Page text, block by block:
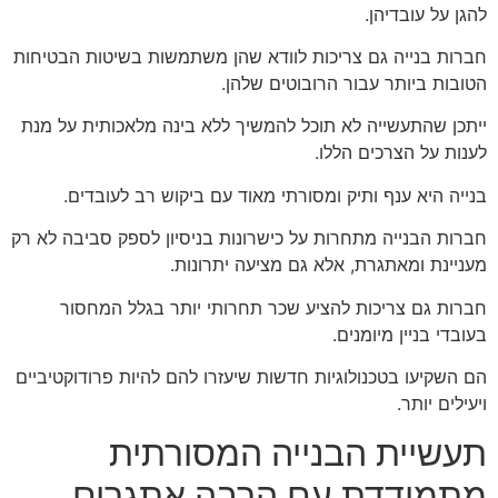
להגן על עובדיהן.
חברות בנייה גם צריכות לוודא שהן משתמשות בשיטות הבטיחות
הטובות ביותר עבור הרובוטים שלהן.
ייתכן שהתעשייה לא תוכל להמשיך ללא בינה מלאכותית על מנת
לענות על הצרכים הללו.
בנייה היא ענף ותיק ומסורתי מאוד עם ביקוש רב לעובדים.
חברות הבנייה מתחרות על כישרונות בניסיון לספק סביבה לא רק
מעניינת ומאתגרת, אלא גם מציעה יתרונות.
חברות גם צריכות להציע שכר תחרותי יותר בגלל המחסור
בעובדי בניין מיומנים.
הם השקיעו בטכנולוגיות חדשות שיעזרו להם להיות פרודוקטיביים
ויעילים יותר.
תעשיית הבנייה המסורתית